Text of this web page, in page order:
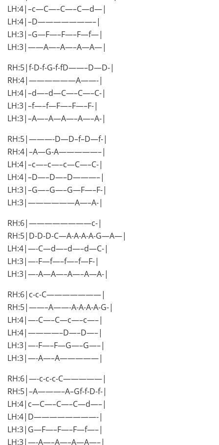
LH:4|–c—C—–C—–C—d—|
LH:4|–D———————–|
LH:3|–G—F—–F—–F—f—|
LH:3|——A—–A—–A—A—|
RH:5|f-D-f-G-f-fD——–D—D-|
RH:4|——————A——-|
LH:4|–d—–d—C—–C—–C-|
LH:3|–f—–f—F—–F—–F-|
LH:3|–A—–A—A—–A—–A-|
RH:5|———-D—D–f–D—f-|
RH:4|–A—G-A—————–|
LH:4|–c—–c—–c—C—–C-|
LH:4|–D—–D—–D———–|
LH:3|–G—–G—–G—F—–F-|
LH:3|——————A—–A-|
RH:6|————————c-|
RH:5|D-D-D-C—A-A-A-A-G—A—|
LH:4|—-C—d—–d—–d—C-|
LH:3|—-F—f—–f—–f—F-|
LH:3|—-A—A—–A—–A—A-|
RH:6|c-c-C———————|
RH:5|——–A——-A-A-A-A-G-|
LH:4|—-C—–C—c—–c—–|
LH:4|————–D—–D—–|
LH:3|—-F—–F—G—–G—–|
LH:3|—-A—–A—————|
RH:6|—-c-c-c-C—————|
RH:5|–A———–A–Gf-f-D-f-|
LH:4|c—C—–C—–C—d—–|
LH:4|D————————-|
LH:3|G—F—–F—–F—f—–|
LH:3|—-A—–A—–A—A—–|